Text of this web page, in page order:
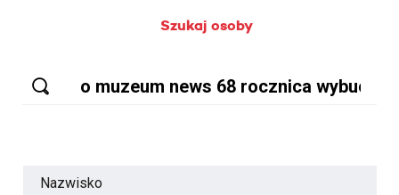
Szukaj osoby
Nazwisko